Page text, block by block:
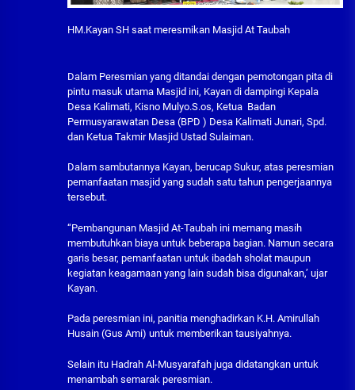
HM.Kayan SH saat meresmikan Masjid At Taubah
Dalam Peresmian yang ditandai dengan pemotongan pita di
pintu masuk utama Masjid ini, Kayan di dampingi Kepala
Desa Kalimati, Kisno Mulyo.S.os, Ketua Badan
Permusyarawatan Desa (BPD ) Desa Kalimati Junari, Spd.
dan Ketua Takmir Masjid Ustad Sulaiman.
Dalam sambutannya Kayan, berucap Sukur, atas peresmian
pemanfaatan masjid yang sudah satu tahun pengerjaannya
tersebut.
“Pembangunan Masjid At-Taubah ini memang masih
membutuhkan biaya untuk beberapa bagian. Namun secara
garis besar, pemanfaatan untuk ibadah sholat maupun
kegiatan keagamaan yang lain sudah bisa digunakan,’ ujar
Kayan.
Pada peresmian ini, panitia menghadirkan K.H. Amirullah
Husain (Gus Ami) untuk memberikan tausiyahnya.
Selain itu Hadrah Al-Musyarafah juga didatangkan untuk
menambah semarak peresmian.